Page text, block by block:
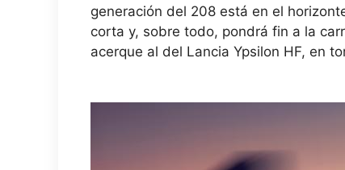
generación del 208 está en el
corta y, sobre todo, pondrá fin a la
acerque al del Lancia Ypsilon HF, en